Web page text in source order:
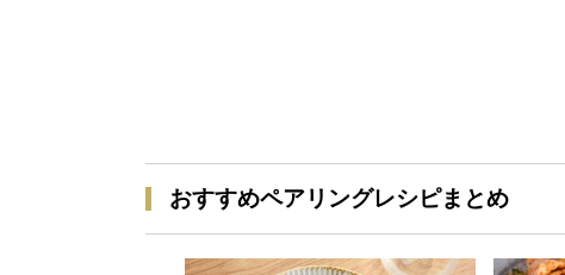
おすすめペアリングレシピまとめ